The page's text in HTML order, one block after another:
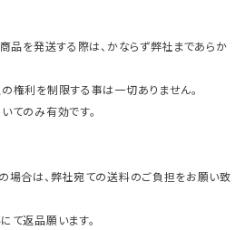
品を発送する際は、かならず弊社まであらか
利を制限する事は一切ありません。
のみ有効です。
合は、弊社宛ての送料のご負担をお願い致
返品願います。